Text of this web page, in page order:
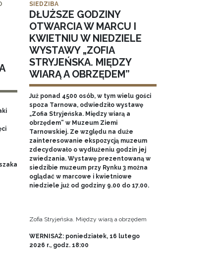
SIEDZIBA
DŁUŻSZE GODZINY
OTWARCIA W MARCU I
KWIETNIU W NIEDZIELE
WYSTAWY „ZOFIA
STRYJEŃSKA. MIĘDZY
WIARĄ A OBRZĘDEM”
Już ponad 4500 osób, w tym wielu gości
spoza Tarnowa, odwiedziło wystawę
„Zofia Stryjeńska. Między wiarą a
obrzędem” w Muzeum Ziemi
Tarnowskiej. Ze względu na duże
zainteresowanie ekspozycją muzeum
zdecydowało o wydłużeniu godzin jej
zwiedzania. Wystawę prezentowaną w
siedzibie muzeum przy Rynku 3 można
oglądać w marcowe i kwietniowe
niedziele już od godziny 9.00 do 17.00.
Zofia Stryjeńska. Między wiarą a obrzędem
WERNISAŻ: poniedziałek, 16 lutego
2026 r., godz. 18:00